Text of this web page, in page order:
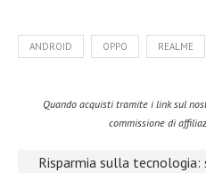
ANDROID OPPO REALME
Quando acquisti tramite i link sul
commissione di
Risparmia sulla tecnologia: